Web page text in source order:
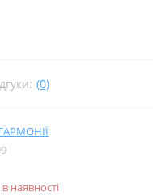
(0)
наявності